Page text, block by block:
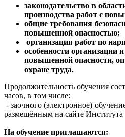
законодательство в
производства работ с
общие требования
повышенной опасностью;
организация работ по
особенности организации
повышенной опасности,
охране труда.
Продолжительность обучения
часов, в том числе:
- заочного (электронное)
размещённым на сайте Института
На обучение приглашаются: